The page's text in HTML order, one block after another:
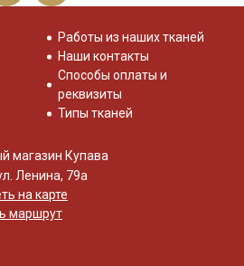
Работы из наших тканей
Наши контакты
Способы оплаты и
реквизиты
Типы тканей
магазин Купава
Ленина, 79а
на карте
маршрут